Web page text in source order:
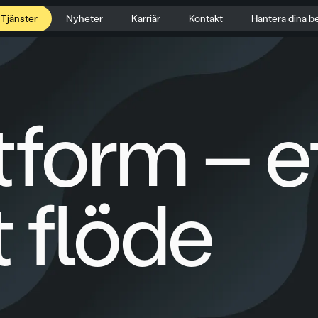
Tjänster Nyheter Karriär Kontakt Hantera dina
–
flöde